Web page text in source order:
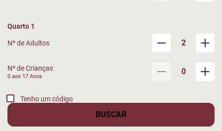
Quarto 1
Nº de Adultos 2
Nº de Crianças
0 aos 17 Anos 0
Tenho um código
BUSCAR